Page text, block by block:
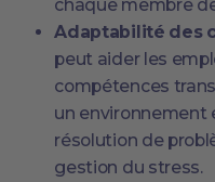
chaque membre
Adaptabilité des
peut aider les
compétences
un environnement
résolution de
gestion du stress.